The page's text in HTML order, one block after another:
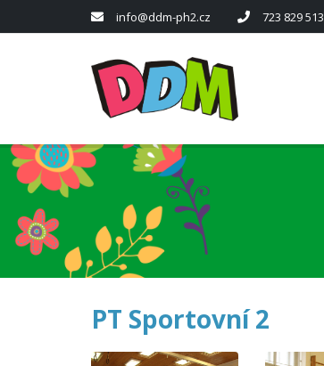
info@ddm-ph2.cz 723 829 513
PT Sportovní 2